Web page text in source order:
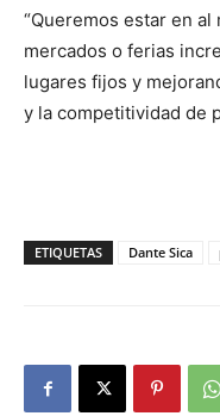
“Queremos estar en
mercados o ferias
lugares fijos y
y la competitividad de
ETIQUETAS Dante Sica